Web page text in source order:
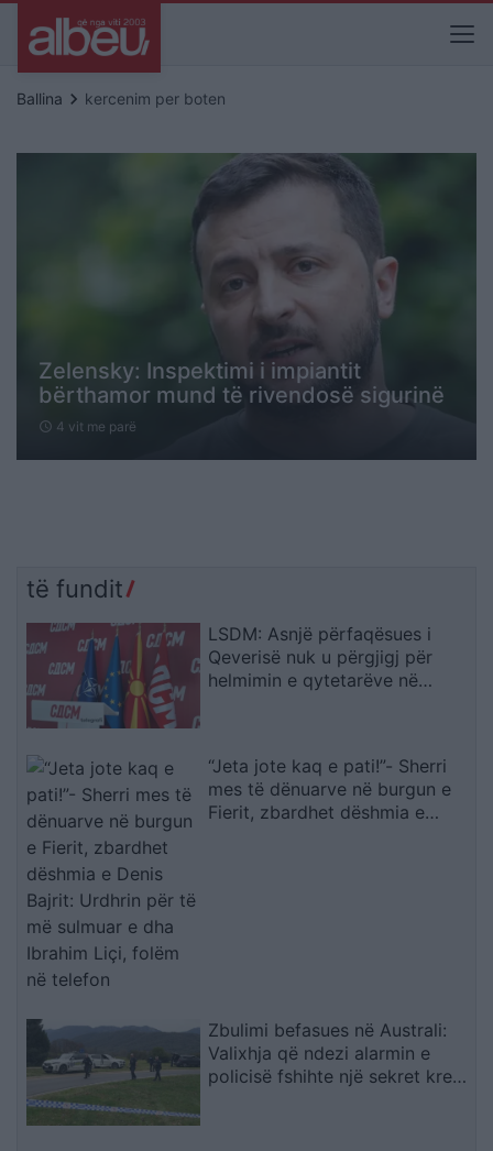
Ballina keyboard_arrow_right kercenim per boten
Zelensky: Inspektimi i impiantit
bërthamor mund të rivendosë sigurinë
schedule 4 vit me parë
të fundit
LSDM: Asnjë përfaqësues i
Qeverisë nuk u përgjigj për
helmimin e qytetarëve në
“Jeta jote kaq e pati!”- Sherri
mes të dënuarve në burgun e
Fierit, zbardhet dëshmia e
Zbulimi befasues në Australi:
Valixhja që ndezi alarmin e
policisë fshihte një sekret krejt